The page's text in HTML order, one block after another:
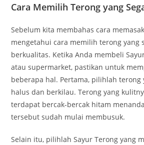
Cara Memilih Terong yang
Sebelum kita membahas cara
mengetahui cara memilih terong yang
berkualitas. Ketika Anda membeli
atau supermarket, pastikan untuk
beberapa hal. Pertama, pilihlah
halus dan berkilau. Terong yang
terdapat bercak-bercak hitam
tersebut sudah mulai membusuk.
Selain itu, pilihlah Sayur Terong yang